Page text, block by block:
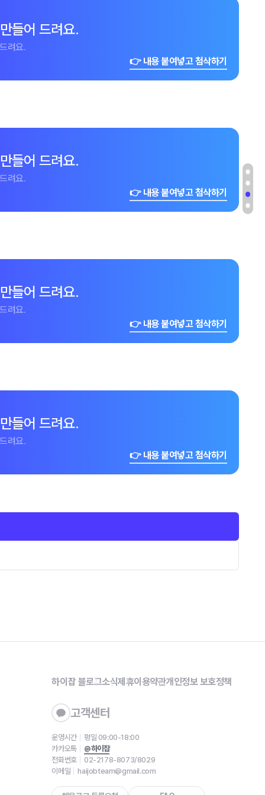
들어 드려요.
려요.
👉 내용 붙여넣고 첨삭하기
들어 드려요.
려요.
👉 내용 붙여넣고 첨삭하기
들어 드려요.
려요.
👉 내용 붙여넣고 첨삭하기
들어 드려요.
려요.
👉 내용 붙여넣고 첨삭하기
하이잡 블로그소식제휴이용약관개인정보 보호정책
고객센터
운영시간
평일 09:00-18:00
카카오톡
@하이잡
전화번호
02-2178-8073/8029
이메일
haijobteam@gmail.com